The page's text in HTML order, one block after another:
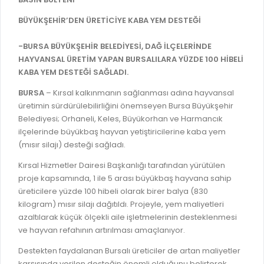
MECLİS
MECLİS ÜYELERİ
KOMİSYON ÜYELERİ
MECLİS KARARLARI
MECLİS GÜNDEMİ VE KARAR ÖZETLERİ
YAYIN / PLAN / RAPOR
STRATEJİK PLANLAR
PERFORMANS PROGRAMI
BÜTÇE
FAALİYET RAPORLARI
KESİN HESAPLAR
YANGIN SİGORTA E-BEYANNAME
BAŞVURU / KAYIT / SORGU
ORKESTRA KAYIT
SEYAHAT KARTI SORGULAMA
BURSA AKADEMİ
ÜCRETSİZ WİFİ NOKTALARI
İTFAİYE RAPORU
ONLİNE KATI ATIK BAŞVURUSU
İTFAİYE OLAY KAYDI BAŞVURUSU
BADEM KAYIT
İHALE İLANLARI
DOĞRUDAN TEMİN İLANLARI
BÜYÜKŞEHİR’DEN ÜRETİCİYE KABA YEM DESTEĞİ
-BURSA BÜYÜKŞEHİR BELEDİYESİ, DAĞ İLÇELERİNDE
HAYVANSAL ÜRETİM YAPAN BURSALILARA YÜZDE 100 HİBELİ
KABA YEM DESTEĞİ SAĞLADI.
BURSA – Kırsal kalkınmanın sağlanması adına hayvansal
üretimin sürdürülebilirliğini önemseyen Bursa Büyükşehir
Belediyesi; Orhaneli, Keles, Büyükorhan ve Harmancık
ilçelerinde büyükbaş hayvan yetiştiricilerine kaba yem
(mısır silajı) desteği sağladı.
Kırsal Hizmetler Dairesi Başkanlığı tarafından yürütülen
proje kapsamında, 1 ile 5 arası büyükbaş hayvana sahip
üreticilere yüzde 100 hibeli olarak birer balya (830
kilogram) mısır silajı dağıtıldı. Projeyle, yem maliyetleri
azaltılarak küçük ölçekli aile işletmelerinin desteklenmesi
ve hayvan refahının artırılması amaçlanıyor.
Destekten faydalanan Bursalı üreticiler de artan maliyetler